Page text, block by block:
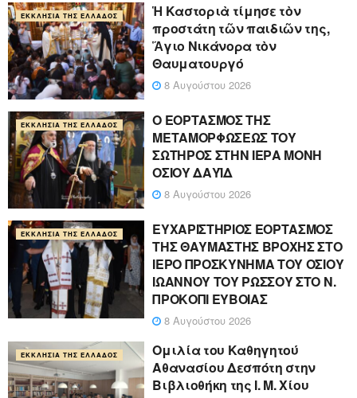
ΕΚΚΛΗΣΊΑ ΤΗΣ ΕΛΛΆΔΟΣ
Ἡ Καστοριὰ τίμησε τὸν
προστάτη τῶν παιδιῶν της,
Ἅγιο Νικάνορα τὸν
Θαυματουργό
8 Αυγούστου 2026
ΕΚΚΛΗΣΊΑ ΤΗΣ ΕΛΛΆΔΟΣ
Ο ΕΟΡΤΑΣΜΟΣ ΤΗΣ
ΜΕΤΑΜΟΡΦΩΣΕΩΣ ΤΟΥ
ΣΩΤΗΡΟΣ ΣΤΗΝ ΙΕΡΑ ΜΟΝΗ
ΟΣΙΟΥ ΔΑΥΪΔ
8 Αυγούστου 2026
ΕΚΚΛΗΣΊΑ ΤΗΣ ΕΛΛΆΔΟΣ
ΕΥΧΑΡΙΣΤΗΡΙΟΣ ΕΟΡΤΑΣΜΟΣ
ΤΗΣ ΘΑΥΜΑΣΤΗΣ ΒΡΟΧΗΣ ΣΤΟ
ΙΕΡΟ ΠΡΟΣΚΥΝΗΜΑ ΤΟΥ ΟΣΙΟΥ
ΙΩΑΝΝΟΥ ΤΟΥ ΡΩΣΣΟΥ ΣΤΟ Ν.
ΠΡΟΚΟΠΙ ΕΥΒΟΙΑΣ
8 Αυγούστου 2026
ΕΚΚΛΗΣΊΑ ΤΗΣ ΕΛΛΆΔΟΣ
Ομιλία του Καθηγητού
Αθανασίου Δεσπότη στην
Βιβλιοθήκη της Ι. Μ. Χίου